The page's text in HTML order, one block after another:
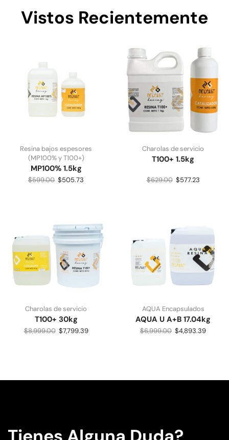
Vistos Recientemente
Resina bajos espesores
(MP100% y T100+)
MP100% 1.5kg
$599.00 $505.73
Charolas de servicio
T100+ 1.5kg
$629.00 $577.23
Charolas de servicio
T100+ 30kg
$8,999.00 $7,799.39
AQUA Encapsulados
AQUA U A+B 17.04kg
$6,999.00 $4,893.39